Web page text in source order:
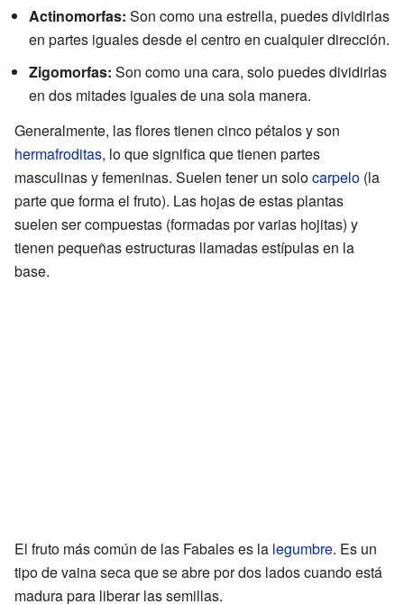
Actinomorfas: Son como una estrella, puedes dividirlas
en partes iguales desde el centro en cualquier dirección.
Zigomorfas: Son como una cara, solo puedes dividirlas
en dos mitades iguales de una sola manera.
Generalmente, las flores tienen cinco pétalos y son
hermafroditas, lo que significa que tienen partes
masculinas y femeninas. Suelen tener un solocarpelo (la
parte que forma el fruto). Las hojas de estas plantas
suelen ser compuestas (formadas por varias hojitas) y
tienen pequeñas estructuras llamadas estípulas en la
base.
El fruto más común de las Fabales es la legumbre. Es un
tipo de vaina seca que se abre por dos lados cuando está
madura para liberar las semillas.